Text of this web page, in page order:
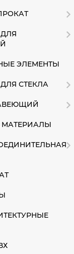
ЭЛЕМЕНТЫ
СТЕКЛА
МАТЕРИАЛЫ